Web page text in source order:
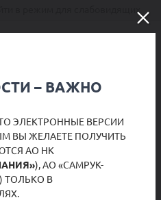
в режим для слабовидящих
– ВАЖНО
ЭЛЕКТРОННЫЕ ВЕРСИИ
ВЫ ЖЕЛАЕТЕ ПОЛУЧИТЬ
АО НК
), АО «САМРУК-
) ТОЛЬКО В